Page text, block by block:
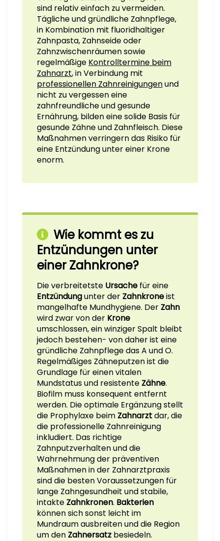
sind relativ einfach zu vermeiden.
Tägliche und gründliche Zahnpflege,
in Kombination mit fluoridhaltiger
Zahnpasta, Zahnseide oder
Zahnzwischenräumen sowie
regelmäßige Kontrolltermine beim
Zahnarzt, in Verbindung mit
professionellen Zahnreinigungenund
nicht zu vergessen eine
zahnfreundliche und gesunde
Ernährung, bilden eine solide Basis für
gesunde Zähne und Zahnfleisch. Diese
Maßnahmen verringern das Risiko für
eine Entzündung unter einer Krone
enorm.
Wie kommt es zu
Entzündungen unter
einer Zahnkrone?
Die verbreitetste Ursache für eine
Entzündungunter der Zahnkroneist
mangelhafte Mundhygiene. Der Zahn
wird zwar von der Krone
umschlossen, ein winziger Spalt bleibt
jedoch bestehen- von daher ist eine
gründliche Zahnpflege das A und O.
Regelmäßiges Zähneputzen ist die
Grundlage für einen vitalen
Mundstatus und resistente Zähne.
Biofilm muss konsequent entfernt
werden. Die optimale Ergänzung stellt
die Prophylaxe beim Zahnarztdar, die
die professionelle Zahnreinigung
inkludiert. Das richtige
Zahnputzverhalten und die
Wahrnehmung der präventiven
Maßnahmen in der Zahnarztpraxis
sind die besten Voraussetzungen für
lange Zahngesundheit und stabile,
intakte Zahnkronen. Bakterien
können sich sonst leicht im
Mundraum ausbreiten und die Region
um den Zahnersatz besiedeln.